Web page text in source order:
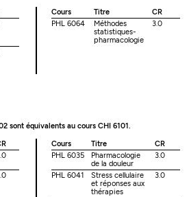
Cours Titre
CR
PHL 6064
Méthodes
statistiques-
pharmacologie
3.0
sont équivalents au cours CHI 6101.
Cours Titre
CR
PHL 6035
Pharmacologie
de la douleur
3.0
PHL 6041
Stress cellulaire
et réponses aux
thérapies
3.0